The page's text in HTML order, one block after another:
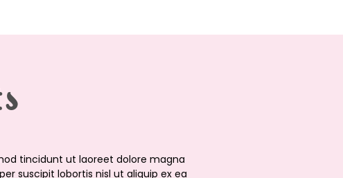
tincidunt ut laoreet dolore magna
suscipit lobortis nisl ut aliquip ex ea